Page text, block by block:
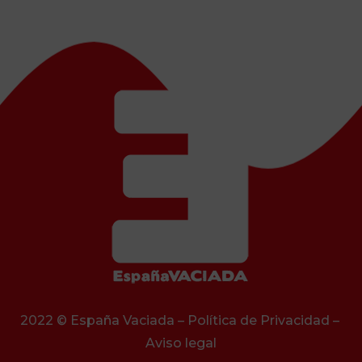
2022 © España Vaciada – Política de Privacidad –
Aviso legal